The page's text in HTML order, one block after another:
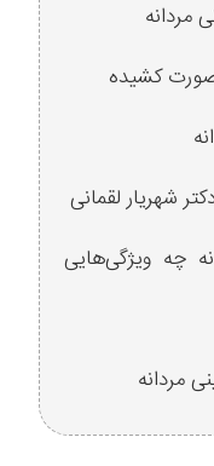
مردانه
صورت کشیده
شهریار لقمانی
چه ویژگی‌هایی
مردانه